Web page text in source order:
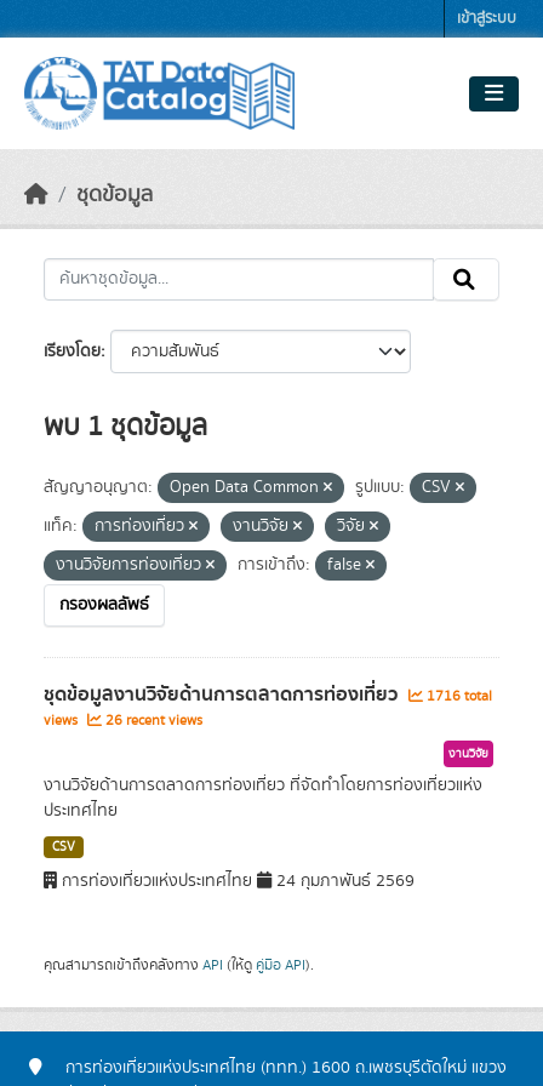
เข้าสู่ระบบ
ชุดข้อมูล
เรียงโดย
พบ 1 ชุดข้อมูล
สัญญาอนุญาต: Open Data Common รูปแบบ:
CSV
แท็ค:
การท่องเที่ยว งานวิจัย
วิจัย
งานวิจัยการท่องเที่ยว
การเข้าถึง:
false
กรองผลลัพธ์
ชุดข้อมูลงานวิจัยด้านการตลาดการท่องเที่ยว
1716 total
views
26 recent views
งานวิจัย
งานวิจัยด้านการตลาดการท่องเที่ยว ที่จัดทำโดยการท่องเที่ยวแห่ง
ประเทศไทย
CSV
การท่องเที่ยวแห่งประเทศไทย 24 กุมภาพันธ์ 2569
คุณสามารถเข้าถึงคลังทาง API (ให้ดู คู่มือ API).
การท่องเที่ยวแห่งประเทศไทย (ททท.) 1600 ถ.เพชรบุรีตัดใหม่ แขวง